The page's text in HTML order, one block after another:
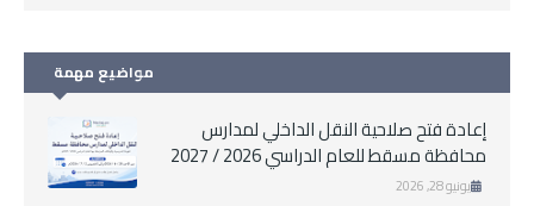
مواضيع مهمة
إعادة فتح صلاحية النقل الداخلي لمدارس
محافظة مسقط للعام الدراسي 2026 / 2027
يونيو 28, 2026